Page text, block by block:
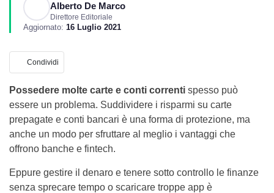
Alberto De Marco
Direttore Editoriale
Aggiornato: 16 Luglio 2021
Condividi
Possedere molte carte e conti correnti spesso può
essere un problema. Suddividere i risparmi su carte
prepagate e conti bancari è una forma di protezione, ma
anche un modo per sfruttare al meglio i vantaggi che
offrono banche e fintech.
Eppure gestire il denaro e tenere sotto controllo le finanze
senza sprecare tempo o scaricare troppe app è